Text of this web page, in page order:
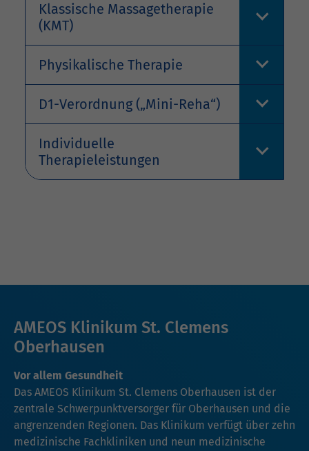
Klassische Massagetherapie
(KMT)
Physikalische Therapie
D1-Verordnung („Mini-Reha“)
Individuelle
Therapieleistungen
AMEOS Klinikum St. Clemens
Oberhausen
Vor allem Gesundheit
Das AMEOS Klinikum St. Clemens Oberhausen ist der
zentrale Schwerpunktversorger für Oberhausen und die
angrenzenden Regionen. Das Klinikum verfügt über zehn
medizinische Fachkliniken und neun medizinische